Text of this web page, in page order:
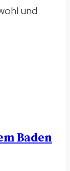
und
Baden